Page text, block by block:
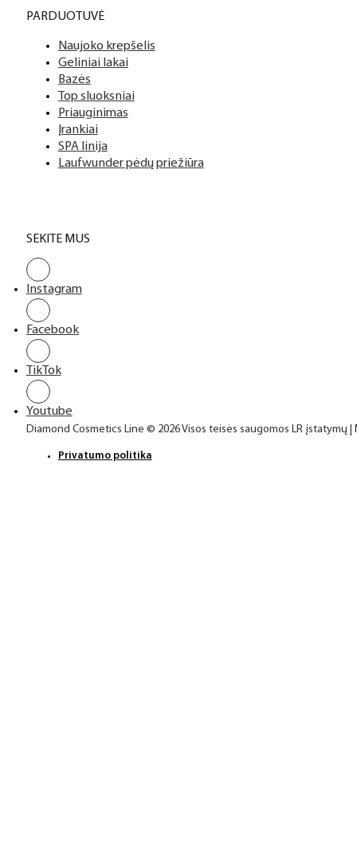
PARDUOTUVĖ
Naujoko krepšelis
Geliniai lakai
Bazės
Top sluoksniai
Priauginimas
Įrankiai
SPA linija
Laufwunder pėdų priežiūra
SEKITE MUS
Instagram
Facebook
TikTok
Youtube
Diamond Cosmetics Line © 2026 Visos teisės saugomos LR įstatymų
Privatumo politika